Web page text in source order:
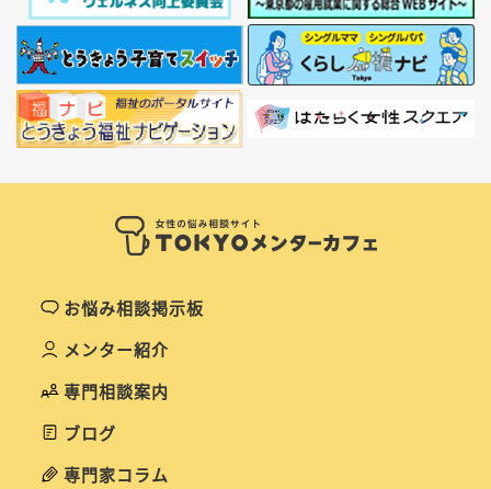
お悩み相談掲示板
メンター紹介
専門相談案内
ブログ
専門家コラム